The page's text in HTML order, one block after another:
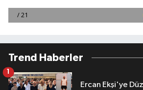
Trend Haberler
Ercan Ekşi'ye Düzenlenen Silahlı
1